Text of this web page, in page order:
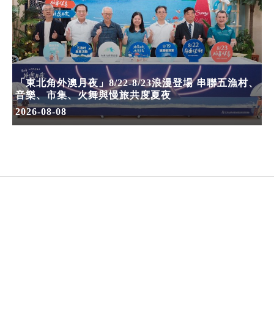
「東北角外澳月夜」8/22-8/23浪漫登場 串聯五漁村、
音樂、市集、火舞與慢旅共度夏夜
2026-08-08